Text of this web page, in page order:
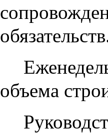
объема